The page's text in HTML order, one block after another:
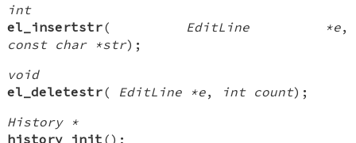
int
el_insertstr( EditLine *e,
const char *str);
void
el_deletestr( EditLine *e, int count);
History *
history_init ();